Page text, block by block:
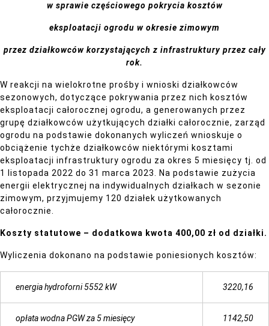
w sprawie częściowego pokrycia kosztów
eksploatacji ogrodu w okresie zimowym
przez działkowców korzystających z infrastruktury przez cały
rok.
W reakcji na wielokrotne prośby i wnioski działkowców
sezonowych, dotyczące pokrywania przez nich kosztów
eksploatacji całorocznej ogrodu, a generowanych przez
grupę działkowców użytkujących działki całorocznie, zarząd
ogrodu na podstawie dokonanych wyliczeń wnioskuje o
obciążenie tychże działkowców niektórymi kosztami
eksploatacji infrastruktury ogrodu za okres 5 miesięcy tj. od
1 listopada 2022 do 31 marca 2023. Na podstawie zużycia
energii elektrycznej na indywidualnych działkach w sezonie
zimowym, przyjmujemy 120 działek użytkowanych
całorocznie.
Koszty statutowe – dodatkowa kwota 400,00 zł od działki.
Wyliczenia dokonano na podstawie poniesionych kosztów:
energia hydroforni 5552 kW 3220,16
opłata wodna PGW za 5 miesięcy 1142,50